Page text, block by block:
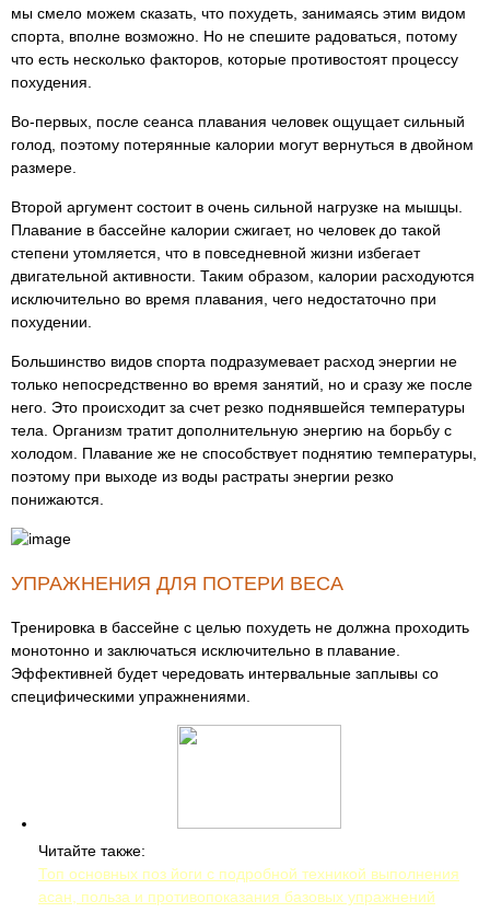
мы смело можем сказать, что похудеть, занимаясь этим видом
спорта, вполне возможно. Но не спешите радоваться, потому
что есть несколько факторов, которые противостоят процессу
похудения.
Во-первых, после сеанса плавания человек ощущает сильный
голод, поэтому потерянные калории могут вернуться в двойном
размере.
Второй аргумент состоит в очень сильной нагрузке на мышцы.
Плавание в бассейне калории сжигает, но человек до такой
степени утомляется, что в повседневной жизни избегает
двигательной активности. Таким образом, калории расходуются
исключительно во время плавания, чего недостаточно при
похудении.
Большинство видов спорта подразумевает расход энергии не
только непосредственно во время занятий, но и сразу же после
него. Это происходит за счет резко поднявшейся температуры
тела. Организм тратит дополнительную энергию на борьбу с
холодом. Плавание же не способствует поднятию температуры,
поэтому при выходе из воды растраты энергии резко
понижаются.
УПРАЖНЕНИЯ ДЛЯ ПОТЕРИ ВЕСА
Тренировка в бассейне с целью похудеть не должна проходить
монотонно и заключаться исключительно в плавание.
Эффективней будет чередовать интервальные заплывы со
специфическими упражнениями.
Читайте также:
Топ основных поз йоги с подробной техникой выполнения
асан, польза и противопоказания базовых упражнений